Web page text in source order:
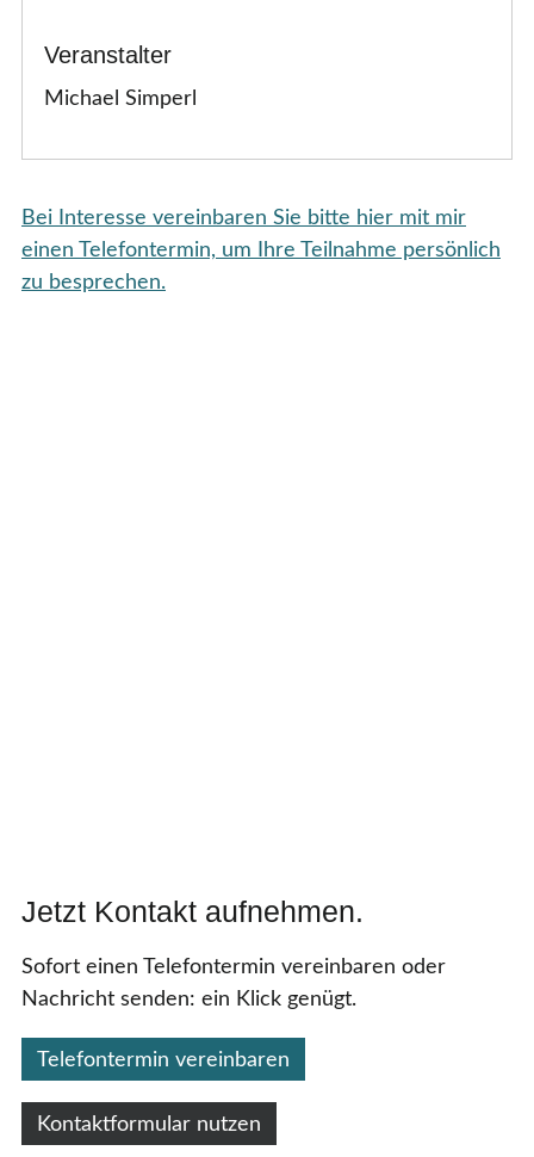
Veranstalter
Michael Simperl
Bei Interesse vereinbaren Sie bitte hier mit mir
einen Telefontermin, um Ihre Teilnahme persönlich
zu besprechen.
Jetzt Kontakt aufnehmen.
Sofort einen Telefontermin vereinbaren oder
Nachricht senden: ein Klick genügt.
Telefontermin vereinbaren
Kontaktformular nutzen